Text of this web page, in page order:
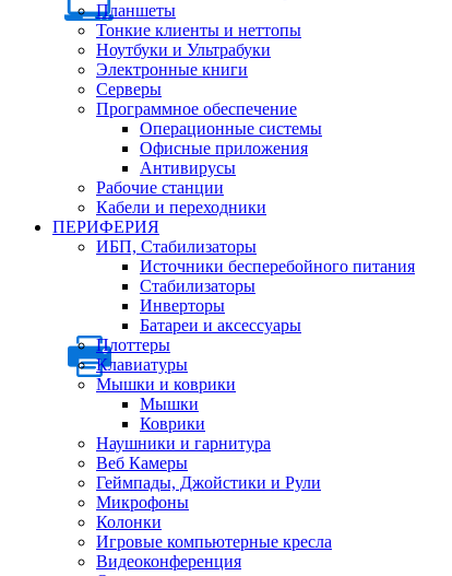
Планшеты
Тонкие клиенты и неттопы
Ноутбуки и Ультрабуки
Электронные книги
Серверы
Программное обеспечение
Операционные системы
Офисные приложения
Антивирусы
Рабочие станции
Кабели и переходники
ПЕРИФЕРИЯ
ИБП, Стабилизаторы
Источники бесперебойного питания
Стабилизаторы
Инверторы
Батареи и аксессуары
Плоттеры
Клавиатуры
Мышки и коврики
Мышки
Коврики
Наушники и гарнитура
Веб Камеры
Геймпады, Джойстики и Рули
Микрофоны
Колонки
Игровые компьютерные кресла
Видеоконференция